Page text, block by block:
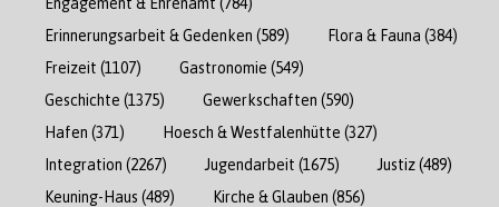
Erinnerungsarbeit & Gedenken (589) Flora & Fauna (384)
Freizeit (1107) Gastronomie (549)
Geschichte (1375) Gewerkschaften (590)
Hafen (371) Hoesch & Westfalenhütte (327)
Integration (2267) Jugendarbeit (1675) Justiz(489)
Keuning-Haus (489) Kirche & Glauben (856)